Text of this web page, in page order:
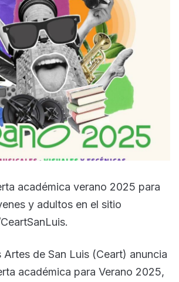
académica verano 2025 para
y adultos en el sitio
Artes de San Luis (Ceart) anuncia
académica para Verano 2025,